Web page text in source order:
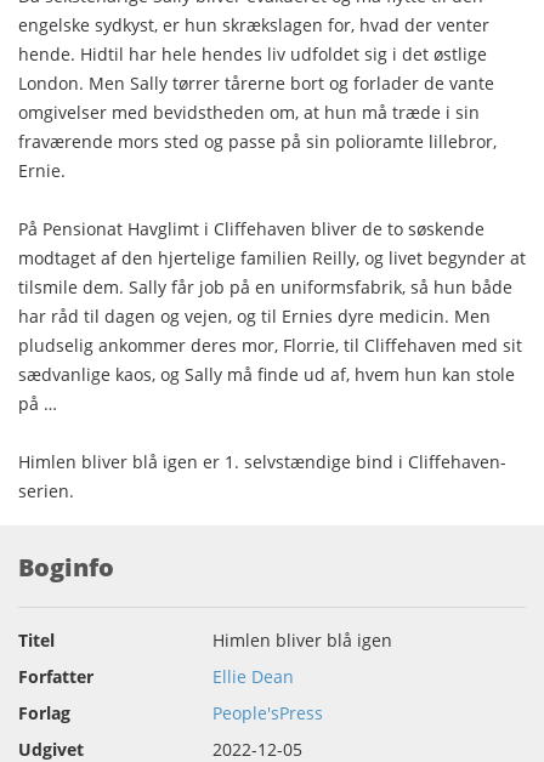
engelske sydkyst, er hun skrækslagen for, hvad der venter
hende. Hidtil har hele hendes liv udfoldet sig i det østlige
London. Men Sally tørrer tårerne bort og forlader de vante
omgivelser med bevidstheden om, at hun må træde i sin
fraværende mors sted og passe på sin polioramte lillebror,
Ernie.
På Pensionat Havglimt i Cliffehaven bliver de to søskende
modtaget af den hjertelige familien Reilly, og livet begynder at
tilsmile dem. Sally får job på en uniformsfabrik, så hun både
har råd til dagen og vejen, og til Ernies dyre medicin. Men
pludselig ankommer deres mor, Florrie, til Cliffehaven med sit
sædvanlige kaos, og Sally må finde ud af, hvem hun kan stole
på …
Himlen bliver blå igen er 1. selvstændige bind i Cliffehaven-
serien.
Boginfo
Titel
Himlen bliver blå igen
Forfatter
Ellie Dean
Forlag
People'sPress
Udgivet
2022-12-05